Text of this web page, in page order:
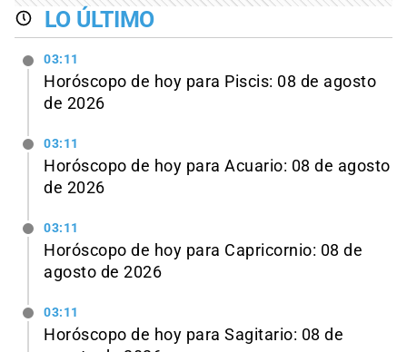
LO ÚLTIMO
03:11
Horóscopo de hoy para Piscis: 08 de agosto
de 2026
03:11
Horóscopo de hoy para Acuario: 08 de agosto
de 2026
03:11
Horóscopo de hoy para Capricornio: 08 de
agosto de 2026
03:11
Horóscopo de hoy para Sagitario: 08 de